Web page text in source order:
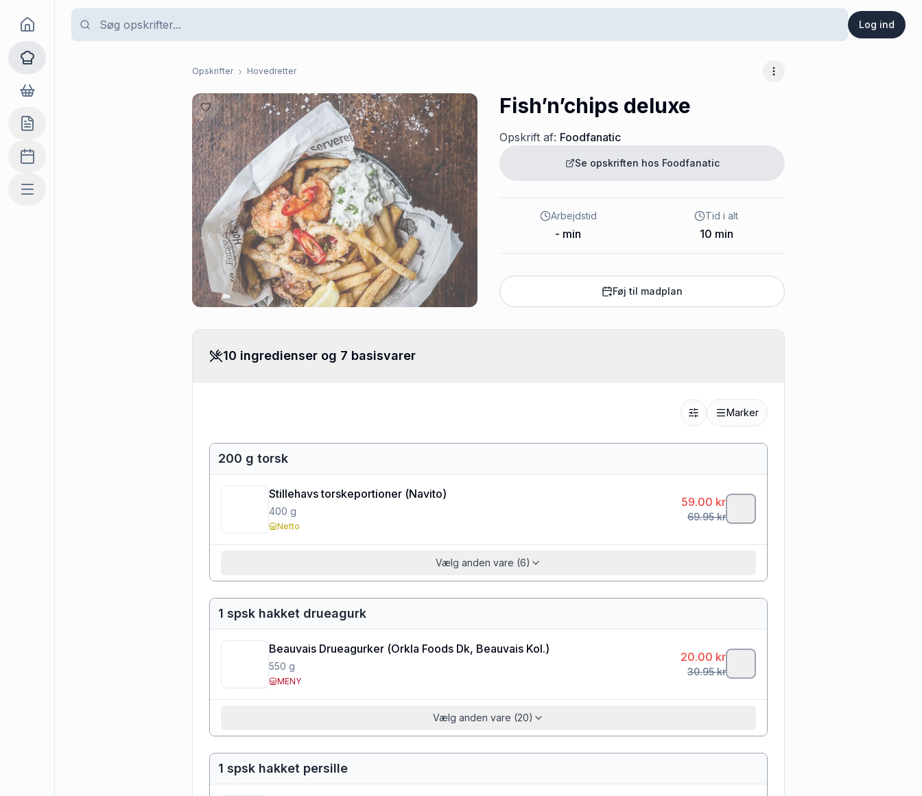
Log ind
Goma
Opskrifter
Dagligvarer
Indkøbslisten
Madplan
Mere
Opskrifter Hovedretter Flere muligheder
Fish’n’chips deluxe
Opskrift af: Foodfanatic
Se opskriften hos Foodfanatic
Arbejdstid
- min
Tid i alt
10 min
Føj til madplan
10 ingredienser og 7 basisvarer
Marker
200 g torsk
Stillehavs torskeportioner (Navito)
400 g
Netto
59.00 kr
69.95kr
Vælg anden vare (6)
1 spsk hakket drueagurk
Beauvais Drueagurker (Orkla Foods Dk, Beauvais Kol.)
550 g
MENY
20.00 kr
30.95kr
Vælg anden vare (20)
1 spsk hakket persille